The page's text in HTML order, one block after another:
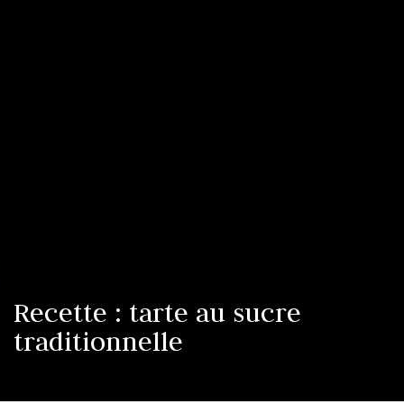
Recette : tarte au sucre
traditionnelle